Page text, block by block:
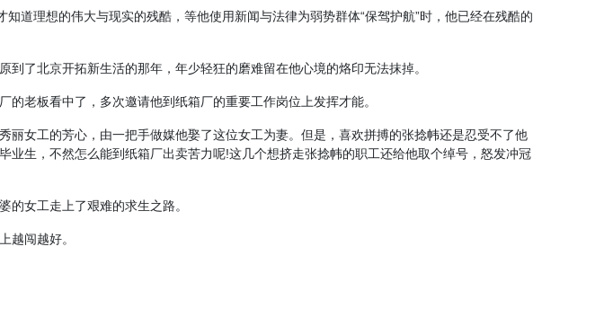
道理想的伟大与现实的残酷，等他使用新闻与法律为弱势群体“保驾护航”时，他已经在残酷的
了北京开拓新生活的那年，年少轻狂的磨难留在他心境的烙印无法抹掉。
老板看中了，多次邀请他到纸箱厂的重要工作岗位上发挥才能。
女工的芳心，由一把手做媒他娶了这位女工为妻。但是，喜欢拼搏的张捻帏还是忍受不了他
生，不然怎么能到纸箱厂出卖苦力呢!这几个想挤走张捻帏的职工还给他取个绰号，怒发冲冠
的女工走上了艰难的求生之路。
越闯越好。